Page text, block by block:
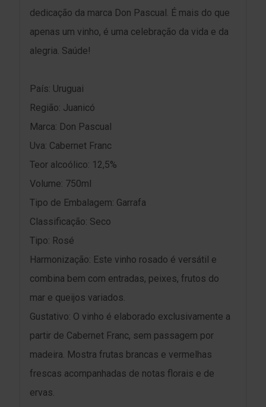
dedicação da marca Don Pascual. É mais do que
apenas um vinho, é uma celebração da vida e da
alegria. Saúde!
País: Uruguai
Região: Juanicó
Marca: Don Pascual
Uva: Cabernet Franc
Teor alcoólico: 12,5%
Volume: 750ml
Tipo de Embalagem: Garrafa
Classificação: Seco
Tipo: Rosé
Harmonização: Este vinho rosado é versátil e
combina bem com entradas, peixes, frutos do
mar e queijos variados.
Gustativo: O vinho é elaborado exclusivamente a
partir de Cabernet Franc, sem passagem por
madeira. Mostra frutas brancas e vermelhas
frescas acompanhadas de notas florais e de
ervas.